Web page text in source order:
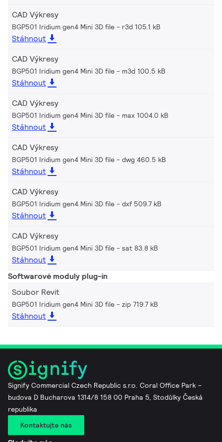
CAD Výkresy
BGP501 Iridium gen4 Mini 3D file r3d 105.1 kB
Stáhnout
CAD Výkresy
BGP501 Iridium gen4 Mini 3D file m3d 100.5 kB
Stáhnout
CAD Výkresy
BGP501 Iridium gen4 Mini 3D file max 1004.0 kB
Stáhnout
CAD Výkresy
BGP501 Iridium gen4 Mini 3D file dwg 460.5 kB
Stáhnout
CAD Výkresy
BGP501 Iridium gen4 Mini 3D file dxf 509.7 kB
Stáhnout
CAD Výkresy
BGP501 Iridium gen4 Mini 3D file sat 83.8 kB
Stáhnout
Softwarové moduly plug-in
Soubor Revit
BGP501 Iridium gen4 Mini 3D file zip 719.7 kB
Stáhnout
Signify Commercial Czech Republic s.r.o. Coral Office Park –
budova D Bucharova 1314/8 158 00 Praha 5, Stodůlky Česká
republika
Kontaktujte nás